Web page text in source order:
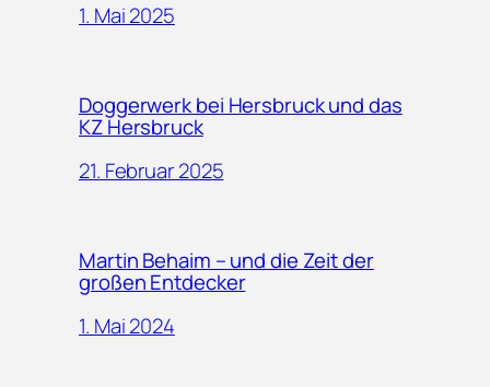
1. Mai 2025
Doggerwerk bei Hersbruck und das
KZ Hersbruck
21. Februar 2025
Martin Behaim – und die Zeit der
großen Entdecker
1. Mai 2024